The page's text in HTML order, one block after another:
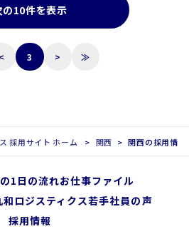
の10件を表示
< 3 > ≫
採用サイト ホーム 関西 関西の採用情報
1日の流れお仕事ファイル
ロジスティクス若手社員の声
採用情報